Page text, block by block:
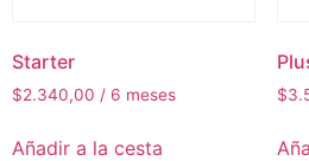
Starter
$2.340,00 / 6 meses
Añadir a la cesta
$